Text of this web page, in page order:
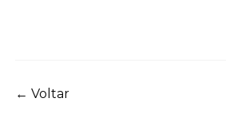
Navegação
← Voltar